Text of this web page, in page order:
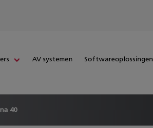
AV systemen Softwareoplossingen
40